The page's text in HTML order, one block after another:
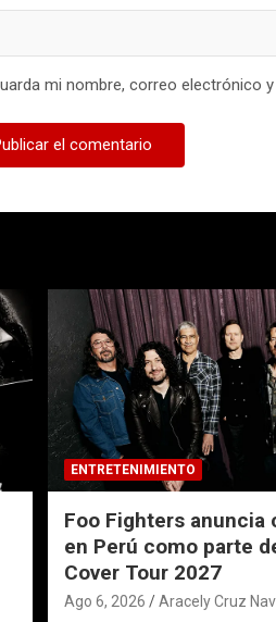
mi nombre, correo electrónico
ENTRETENIMIENTO
Foo Fighters anuncia
en Perú como parte
Cover Tour 2027
Ago 6, 2026 Aracely Cruz